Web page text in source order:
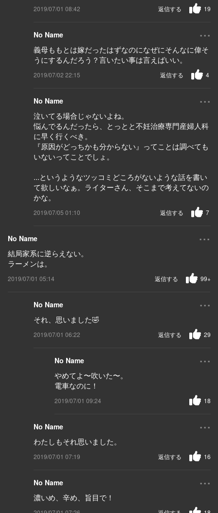
2019/07/01 08:42 19
返信する
No Name ...
義母ももとは嫁だったはずなのになぜにそんなに偉そ
うにするんだろう？言いたい事は言えばいい。
2019/07/02 22:15 4
返信する
No Name ...
泣いてる場合じゃないよね。
悩んでるんだったら、とっとと不妊治療専門産婦人科
に早く行くべき。
『原因がどっちかも分からない』ってことは調べても
いないってことでしょ。
...というようなツッコミどころがないような話を書い
て欲しいなぁ。ライターさん、そこまで考えてないの
かな。
2019/07/05 01:10 7
返信する
No Name ...
結局家系に逆らえない。
ラーメンは。
2019/07/01 05:14 99+
返信する
No Name ...
それ、思いました🤣
2019/07/01 06:22 29
返信する
No Name ...
やめてよ〜吹いた〜。
電車なのに！
2019/07/01 09:24 18
No Name ...
わたしもそれ思いました。
2019/07/01 07:19 16
返信する
No Name ...
濃いめ、辛め、旨目で！